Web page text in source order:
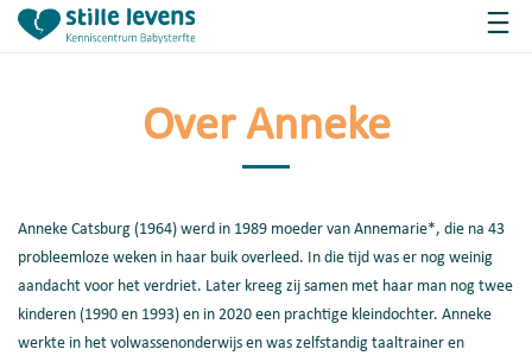
Over Anneke
Anneke Catsburg (1964) werd in 1989 moeder van Annemarie*, die na 43
probleemloze weken in haar buik overleed. In die tijd was er nog weinig
aandacht voor het verdriet. Later kreeg zij samen met haar man nog twee
kinderen (1990 en 1993) en in 2020 een prachtige kleindochter. Anneke
werkte in het volwassenonderwijs en was zelfstandig taaltrainer en